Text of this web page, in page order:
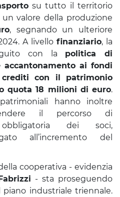
su tutto il territorio
valore della produzione
, segnando un ulteriore
A livello finanziario, la
con la politica di
accantonamento ai fondi
con il patrimonio
quota 18 milioni di euro.
hanno inoltre
il percorso di
obbligatoria dei soci,
all’incremento del
cooperativa - evidenzia
- sta proseguendo
industriale triennale.